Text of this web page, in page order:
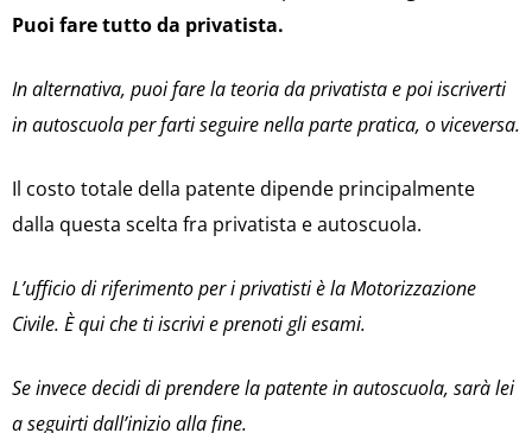
Puoi fare tutto da privatista.
In alternativa, puoi fare la teoria da privatista e poi iscriverti
in autoscuola per farti seguire nella parte pratica, o viceversa.
Il costo totale della patente dipende principalmente
dalla questa scelta fra privatista e autoscuola.
L’ufficio di riferimento per i privatisti è la Motorizzazione
Civile. È qui che ti iscrivi e prenoti gli esami.
Se invece decidi di prendere la patente in autoscuola, sarà lei
a seguirti dall’inizio alla fine.